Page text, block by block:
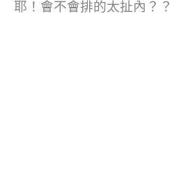
耶！會不會排的太扯內？？